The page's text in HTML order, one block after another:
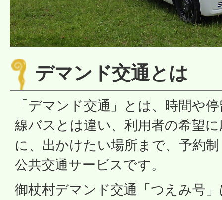
デマンド交通とは
「デマンド交通」とは、時間や
線バスとは違い、利用者の希望
に、出かけたい場所まで、予約
公共交通サービスです。
御杖村デマンド交通「つえみ号